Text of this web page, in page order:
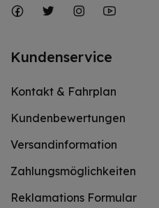
Kundenservice
Kontakt & Fahrplan
Kundenbewertungen
Versandinformation
Zahlungsmöglichkeiten
Reklamations Formular